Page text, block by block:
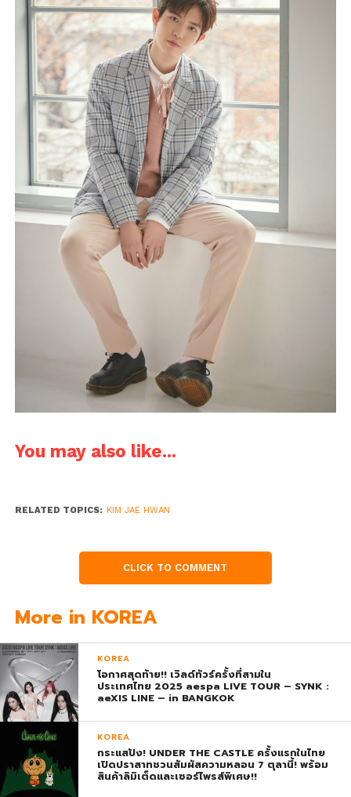
You may also like...
RELATED TOPICS: KIM JAE HWAN
CLICK TO COMMENT
More in KOREA
KOREA
โอกาศสุดท้าย!! เวิลด์ทัวร์ครั้งที่สามใน
ประเทศไทย 2025 aespa LIVE TOUR – SYNK :
aeXIS LINE – in BANGKOK
KOREA
กระแสปัง! UNDER THE CASTLE ครั้งแรกในไทย
เปิดปราสาทชวนสัมผัสความหลอน 7 ตุลานี้! พร้อม
สินค้าลิมิเต็ดและเซอร์ไพรส์พิเศษ!!